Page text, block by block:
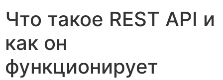
Что такое REST API и
как он
функционирует